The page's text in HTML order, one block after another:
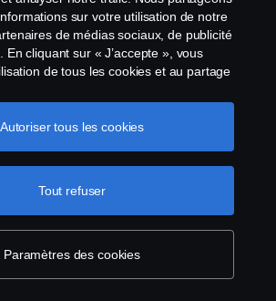
longueur record avec un camion
a dépassé toutes les attentes »
sur votre utilisation de notre
de médias sociaux, de publicité
En cliquant sur « J’accepte », vous
de tous les cookies et au partage
sur « Paramètres des cookies » et en
catégories que vous souhaitez
Pour en savoir plus sur la
vie privée
Paramètres des cookies
Tout refuser
Autoriser tous les cookies